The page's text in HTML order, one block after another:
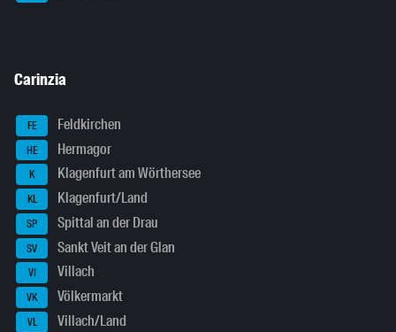
Carinzia
FE Feldkirchen
HE Hermagor
K Klagenfurt am Wörthersee
KL Klagenfurt/Land
SP Spittal an der Drau
SV Sankt Veit an der Glan
VI Villach
VK Völkermarkt
VL Villach/Land